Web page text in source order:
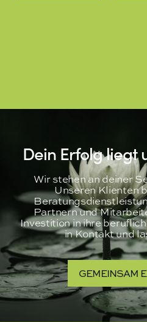
Dein Erfolg liegt
Wir stehen an deiner
Unseren Klienten
Partnern und
Investition in ihre
in Kontakt und
GEMEINSAM